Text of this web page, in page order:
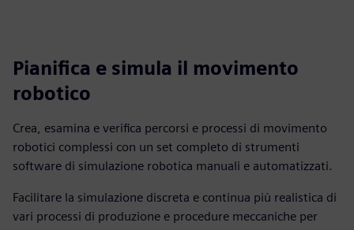
Pianifica e simula il movimento
robotico
Crea, esamina e verifica percorsi e processi di movimento
robotici complessi con un set completo di strumenti
software di simulazione robotica manuali e automatizzati.
Facilitare la simulazione discreta e continua più realistica di
vari processi di produzione e procedure meccaniche per